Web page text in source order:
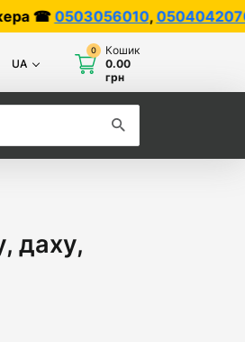
, 0504042070
UA
0
Кошик
0.00
грн
даху,